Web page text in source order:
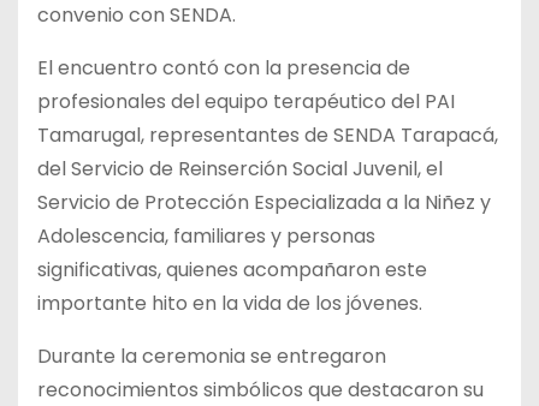
convenio con SENDA.
El encuentro contó con la presencia de
profesionales del equipo terapéutico del PAI
Tamarugal, representantes de SENDA Tarapacá,
del Servicio de Reinserción Social Juvenil, el
Servicio de Protección Especializada a la Niñez y
Adolescencia, familiares y personas
significativas, quienes acompañaron este
importante hito en la vida de los jóvenes.
Durante la ceremonia se entregaron
reconocimientos simbólicos que destacaron su